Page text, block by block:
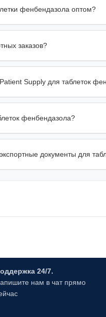
фенбендазола оптом?
заказов?
Supply для таблеток
фенбендазола?
документы для
24/7.
нам в чат прямо